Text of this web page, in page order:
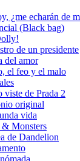
¿me echarán de
(Black bag)
de un presidente
del amor
el feo y el malo
viste de Prada 2
original
vida
Monsters
de Dandelion